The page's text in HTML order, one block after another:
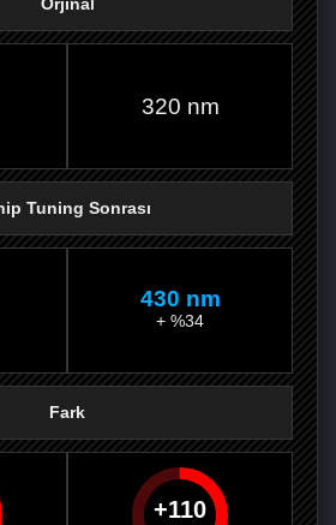
320 nm
Tuning Sonrası
430 nm
+ %34
Fark
110